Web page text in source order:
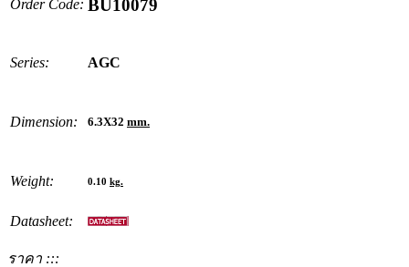
Order Code: BU10079
Series: AGC
Dimension: 6.3X32 mm.
Weight: 0.10 kg.
Datasheet:
ราคา :::